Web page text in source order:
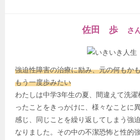
佐田 歩 さ
強迫性障害の治療に励み、元の何もか
もう一度歩みたい
わたしは中学3年生の夏、間違えて洗
ったことをきっかけに、様々なことに
感じ、同じことを繰り返してしまう強
なりました。その中の不潔恐怖と性的